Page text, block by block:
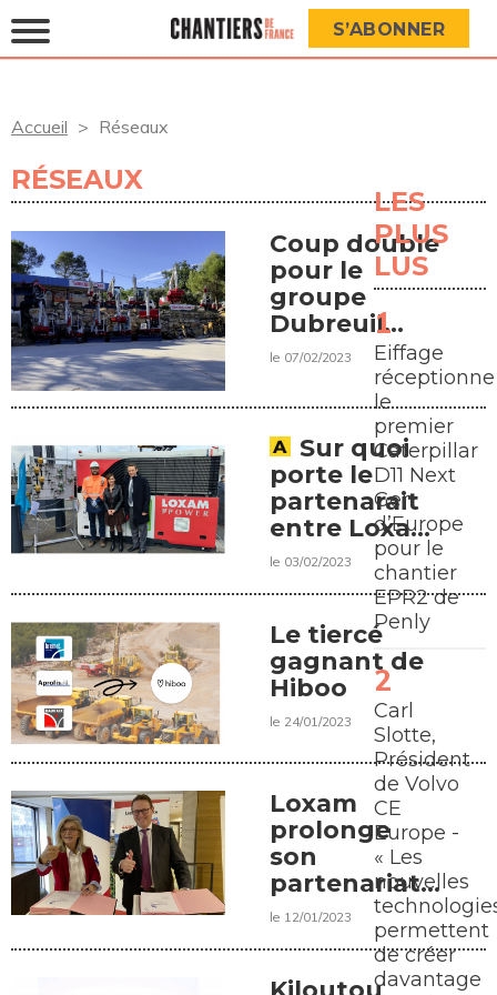
S’ABONNER
Accueil Réseaux
RÉSEAUX
Coup double
pour le
groupe
Dubreuil
dans le Sud-
Est de la
France
le 07/02/2023
Sur quoi
porte le
partenarait
entre Loxam
et Bouygues
Energies et
Services
le 03/02/2023
Le tiercé
gagnant de
Hiboo
le 24/01/2023
Loxam
prolonge
son
partenariat
avec
WorldSkills
le 12/01/2023
LES
PLUS
LUS
Eiffage
réceptionne
le
premier
Caterpillar
D11 Next
Gen
d’Europe
pour le
chantier
EPR2 de
Penly
Carl
Slotte,
Président
de Volvo
CE
Europe -
« Les
nouvelles
permettent
de créer
davantage